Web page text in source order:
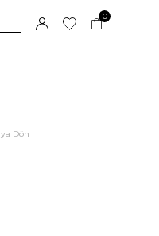
0
Dön